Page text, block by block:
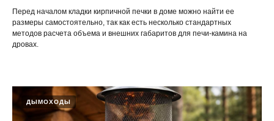
Перед началом кладки кирпичной печки в доме можно найти ее
размеры самостоятельно, так как есть несколько стандартных
методов расчета объема и внешних габаритов для печи-камина на
дровах.
ДЫМОХОДЫ